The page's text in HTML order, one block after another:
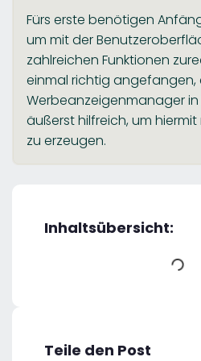
Fürs erste benötigen
um mit der
zahlreichen Funktionen
einmal richtig angefangen,
Werbeanzeigenmanager
äußerst hilfreich, um
zu erzeugen.
Inhaltsübersicht:
Teile den Post